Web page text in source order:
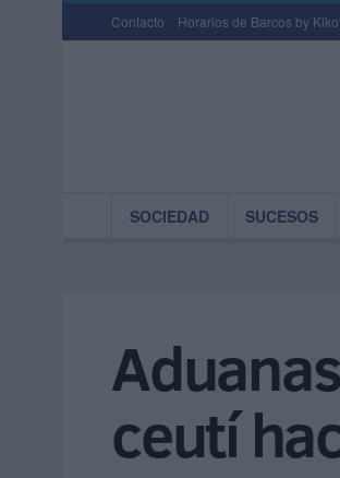
Contacto Horarios de Barcos by
SOCIEDAD SUCESOS
ceutí